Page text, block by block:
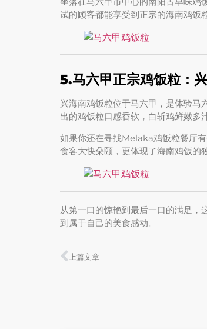
试的顾客都能享受到正宗的海南鸡饭
5.马六甲正宗鸡饭粒：
兴海南鸡饭粒位于马六甲，是体验
出的鸡饭粒口感香软，白斩鸡鲜嫩多
如果你还在寻找Melaka鸡饭粒餐厅
食客大快朵颐，更体现了海南鸡饭的
从第一口的惊艳到最后一口的满足
到属于自己的美食感动。
上篇文章